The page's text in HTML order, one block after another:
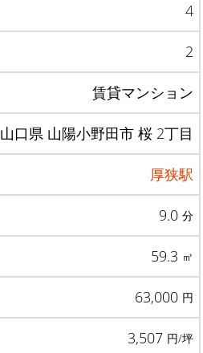
4
2
賃貸マンション
山口県 山陽小野田市 桜 2丁目
厚狭駅
9.0 分
59.3 ㎡
63,000 円
3,507 円/坪